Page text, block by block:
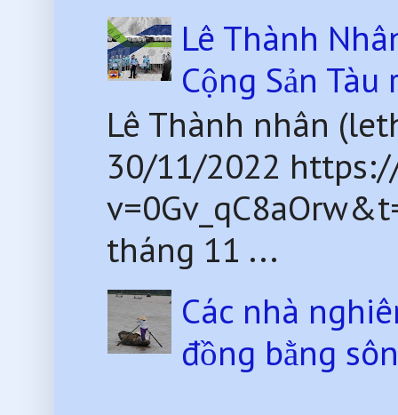
Lê Thành
Cộng Sản
Lê Thành nhân
30/11/2022
tháng 11 ...
Các nhà
đồng bằng